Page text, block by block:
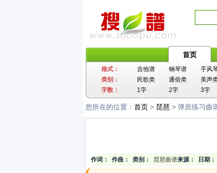
首页
格式： 吉他谱 钢琴谱 手风
类别：
民歌类 通俗类 美声
字数：
1字 2字 3字
您所在的位置： 首页 > 琵琶 > 弹庶练习曲
作词： 作曲： 类别： 琵琶曲谱来源： 日期：